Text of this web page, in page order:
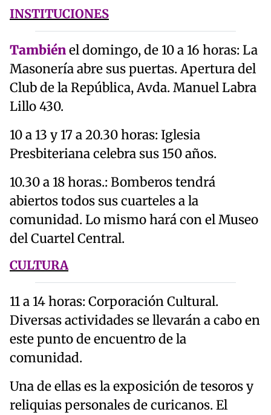
INSTITUCIONES
Tambiénel domingo, de 10 a 16 horas: La
Masonería abre sus puertas. Apertura del
Club de la República, Avda. Manuel Labra
Lillo 430.
10 a 13 y 17 a 20.30 horas: Iglesia
Presbiteriana celebra sus 150 años.
10.30 a 18 horas.: Bomberos tendrá
abiertos todos sus cuarteles a la
comunidad. Lo mismo hará con el Museo
del Cuartel Central.
CULTURA
11 a 14 horas: Corporación Cultural.
Diversas actividades se llevarán a cabo en
este punto de encuentro de la
comunidad.
Una de ellas es la exposición de tesoros y
reliquias personales de curicanos. El